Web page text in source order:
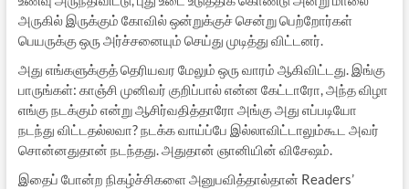
அருகில் இருக்கும் கோவில் ஒன்றுக்குச் சென்று பெற்றோர்கள்
பெயருக்கு ஒரு அர்ச்சனையும் செய்து முடித்து விட்டனர்.
அது எங்களுக்குத் தெரியவர மேலும் ஒரு வாரம் ஆகிவிட்டது. இங்கு
பாருங்கள்: காஞ்சி முனிவர் குறிப்பால் என்ன கேட்டாரோ, அந்த விழா
எங்கு நடக்கும் என்று ஆசிர்வதித்தாரோ அங்கு அது எப்படியோ
நடந்து விட்டதல்லவா? நடக்க வாய்ப்பே இல்லாவிட்டாலும்கூட அவர்
சொன்னதுதான் நடந்தது. அதுதான் ஞானியின் விசேஷம்.
இதைப் போன்ற நிகழ்ச்சிகளை அனுபவித்தால்தான் Readers’